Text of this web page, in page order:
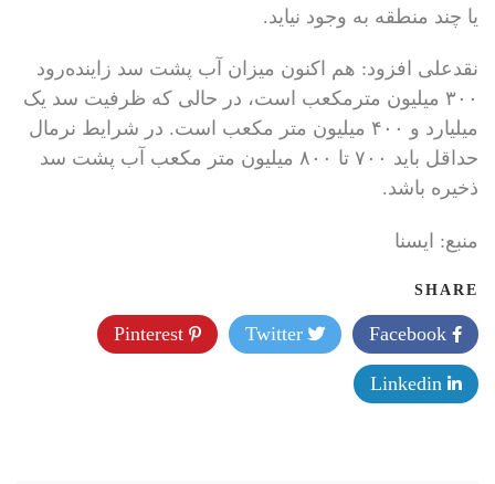
یا چند منطقه به وجود نیاید.
نقدعلی افزود: هم اکنون میزان آب پشت سد زاینده‌رود
۳۰۰ میلیون مترمکعب است، در حالی که ظرفیت سد یک
میلیارد و ۴۰۰ میلیون متر مکعب است. در شرایط نرمال
حداقل باید ۷۰۰ تا ۸۰۰ میلیون متر مکعب آب پشت سد
ذخیره باشد.
منبع: ايسنا
SHARE
Twitter